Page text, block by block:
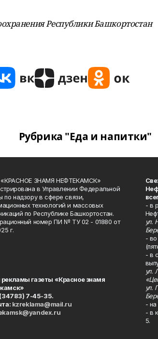
Республики Башкортостан
Рубрика "Еда и напитки"
«КРАСНОЕ ЗНАМЯ НЕФТЕКАМСК»
в Управлении Федеральной
по надзору в сфере связи,
технологий и массовых
по Республике Башкортостан.
номер ПИ № ТУ 02 - 01880 от
г.
газеты «Красное знамя
7-45-35.
kzreklama@mail.ru
- в
ул.
-
- в
ул.
ул.
- на
- в
5.